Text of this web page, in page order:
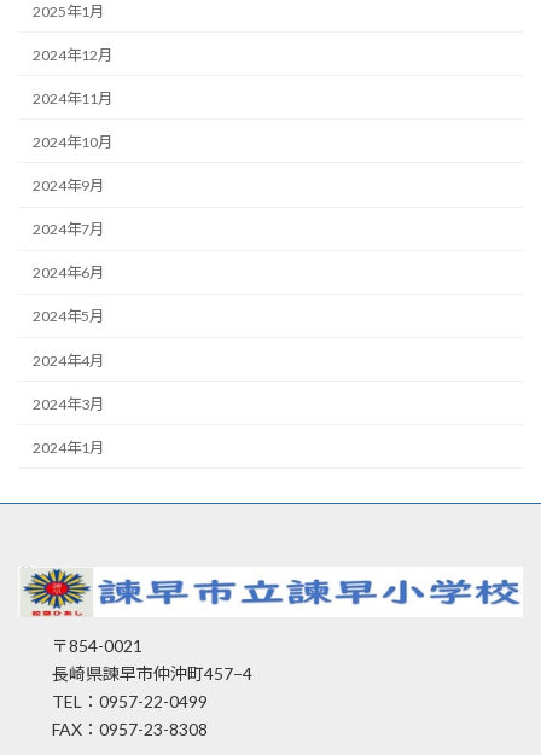
2025年1月
2024年12月
2024年11月
2024年10月
2024年9月
2024年7月
2024年6月
2024年5月
2024年4月
2024年3月
2024年1月
〒854-0021
長崎県諫早市仲沖町457−4
TEL：0957-22-0499
FAX：0957-23-8308